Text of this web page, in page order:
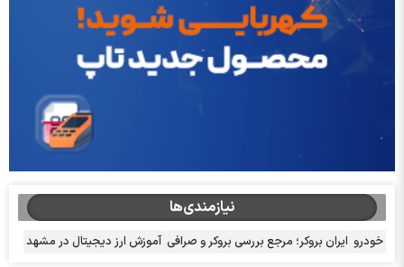
نیازمندی‌ها
خودرو ایران بروکر؛ مرجع بررسی بروکر و صرافی آموزش ارز دیجیتال در مشهد